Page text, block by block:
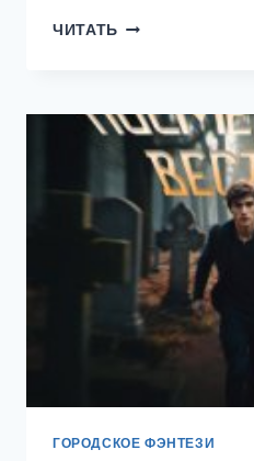
ЧИТАТЬ ПОСЛЕДНИЙ
ГОРОДСКОЕ ФЭНТЕЗИ